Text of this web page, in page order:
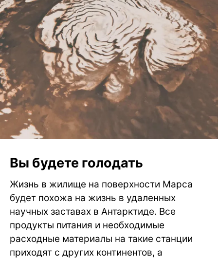
Вы будете голодать
Жизнь в жилище на поверхности Марса
будет похожа на жизнь в удаленных
научных заставах в Антарктиде. Все
продукты питания и необходимые
расходные материалы на такие станции
приходят с других континентов, а